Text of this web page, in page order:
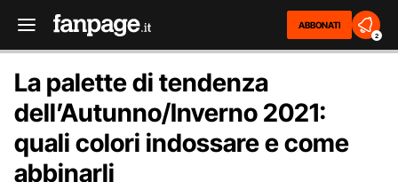
ABBONATI
2
La palette di tendenza
dell’Autunno/Inverno 2021:
quali colori indossare e come
abbinarli